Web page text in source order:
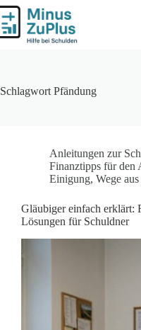
Zum
Inhalt
springen
Schlagwort Pfändung
Anleitungen zur
Finanztipps für den
Einigung, Wege
Gläubiger einfach erklärt:
Lösungen für Schuldner